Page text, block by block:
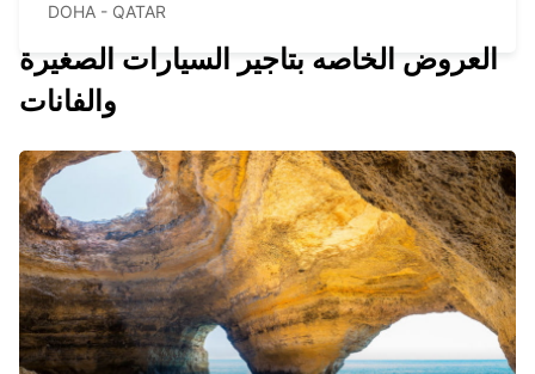
DOHA - QATAR
العروض الخاصه بتاجير السيارات الصغيرة
والفانات